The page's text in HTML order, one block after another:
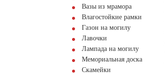
Вазы из мрамора
Влагостойкие рамки
Газон на могилу
Лавочки
Лампада на могилу
Мемориальная доска
Скамейки